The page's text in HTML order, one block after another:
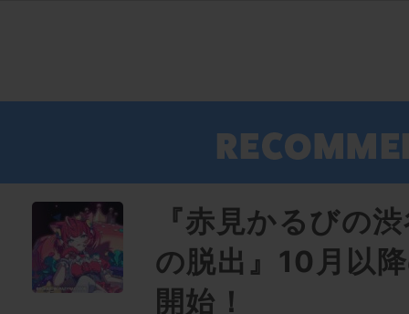
『赤見かるびの
の脱出』10月以
開始！